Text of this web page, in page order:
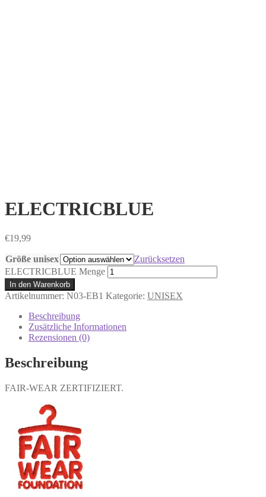
ELECTRICBLUE
€19,99
Größe unisex
Zurücksetzen
ELECTRICBLUE Menge
In den Warenkorb
Artikelnummer: N03-EB1 Kategorie: UNISEX
Beschreibung
Zusätzliche Informationen
Rezensionen (0)
Beschreibung
FAIR-WEAR ZERTIFIZIERT.